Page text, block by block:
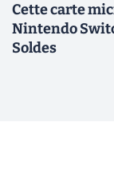
Cette carte
Nintendo
Soldes